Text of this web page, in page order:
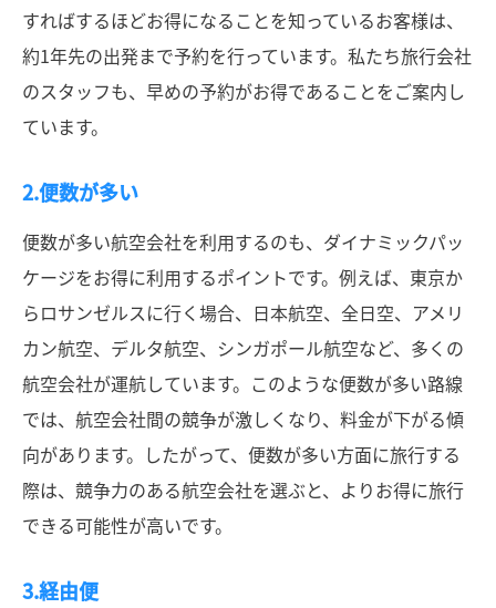
すればするほどお得になることを知っているお客様は、
約1年先の出発まで予約を行っています。私たち旅行会社
のスタッフも、早めの予約がお得であることをご案内し
ています。
2.便数が多い
便数が多い航空会社を利用するのも、ダイナミックパッ
ケージをお得に利用するポイントです。例えば、東京か
らロサンゼルスに行く場合、日本航空、全日空、アメリ
カン航空、デルタ航空、シンガポール航空など、多くの
航空会社が運航しています。このような便数が多い路線
では、航空会社間の競争が激しくなり、料金が下がる傾
向があります。したがって、便数が多い方面に旅行する
際は、競争力のある航空会社を選ぶと、よりお得に旅行
できる可能性が高いです。
3.経由便